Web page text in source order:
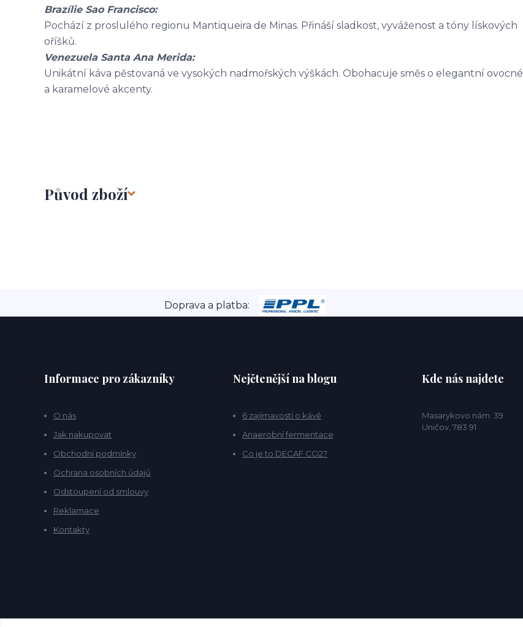
Brazílie Sao Francisco:
Pochází z proslulého regionu Mantiqueira de Minas. Přináší sladkost, vyváženost a tóny lískových
oříšků.
Venezuela Santa Ana Merida:
Unikátní káva pěstovaná ve vysokých nadmořských výškách. Obohacuje směs o elegantní ovocné
a karamelové akcenty.
Původ zboží
Doprava a platba:
Informace pro zákazníky
O nás
Jak nakupovat
Obchodní podmínky
Ochrana osobních údajů
Odstoupení od smlouvy
Reklamace
Kontakty
Nejčtenější na blogu
6 zajímavostí o kávě
Anaerobní fermentace
Co je to DECAF CO2?
Kde nás najdete
Masarykovo nám. 39
Uničov, 783 91